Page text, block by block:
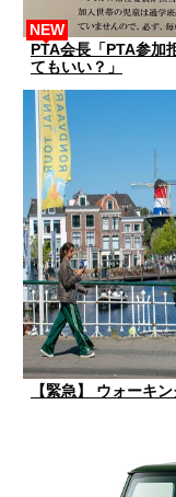
PTA会長「PTA参加
てもいい？」
NEW
【緊急】 ウォーキ